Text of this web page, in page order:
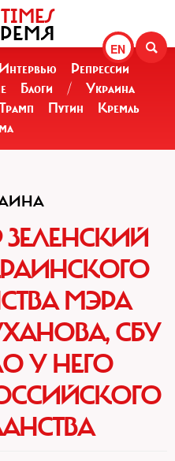
EN
Интервью
Репрессии
Блоги /
Украина
Трамп Путин
Кремль
МЭРА
СБУ
У НЕГО